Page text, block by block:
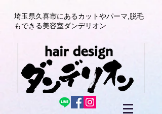
埼玉県久喜市にあるカットやパーマ, 脱毛
もできる美容室ダンデリオン